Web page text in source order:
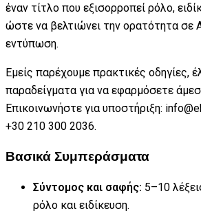
έναν τίτλο που εξισορροπεί ρόλο,
ώστε να βελτιώνει την ορατότητα σε
εντύπωση.
Εμείς παρέχουμε πρακτικές οδηγίες,
παραδείγματα για να εφαρμόσετε
Επικοινωνήστε για υποστήριξη:
+30 210 300 2036.
Βασικά Συμπεράσματα
Σύντομος και σαφής: 5–10
ρόλο και ειδίκευση.